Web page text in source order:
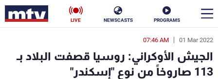
PROGRAMS
NEWSCASTS
LIVE
01 Mar 2022
07:46 AM
الجيش الأوكراني: روسيا قصفت البلاد بـ
113 صاروخاً من نوع "إسكندر"
en
الأخبار